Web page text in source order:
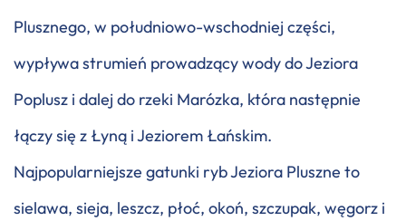
Plusznego, w południowo-wschodniej części,
wypływa strumień prowadzący wody do Jeziora
Poplusz i dalej do rzeki Marózka, która następnie
łączy się z Łyną i Jeziorem Łańskim.
Najpopularniejsze gatunki ryb Jeziora Pluszne to
sielawa, sieja, leszcz, płoć, okoń, szczupak, węgorz i